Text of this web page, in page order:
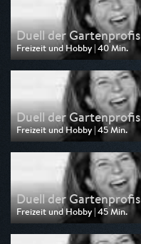
Duell der Gartenprofis
Freizeit und Hobby | 40 Min.
Ausgestrahlt von ZDF
am 02.08.2026, 14:45
Duell der Gartenprofis
Freizeit und Hobby | 45 Min.
Ausgestrahlt von ZDF neo
am 31.07.2026, 09:45
Duell der Gartenprofis
Freizeit und Hobby | 45 Min.
Ausgestrahlt von ZDF neo
am 30.07.2026, 09:40